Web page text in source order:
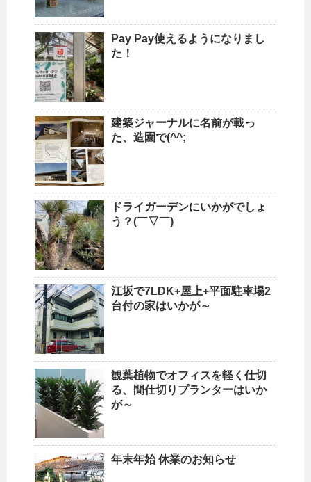
Pay Pay使えるようになりまし
た！
建築ジャーナルに名前が載っ
た、造園で(^^;
ドライガーデンにいかがでしょ
う？(￣▽￣)
江坂で7LDK+屋上+平面駐車場2
台付の家はいかが～
観葉植物でオフィスを軽く仕切
る、間仕切りプランターはいか
が～
年末年始 休業のお知らせ